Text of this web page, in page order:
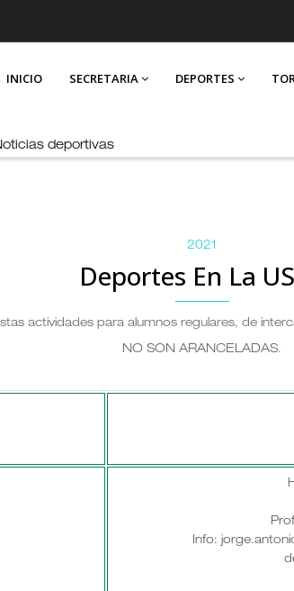
JUAR
INICIO SECRETARIA DEPORTES
deportivas
2021
Deportes En La
actividades para alumnos regulares, de
NO SON ARANCELADAS.
Info: